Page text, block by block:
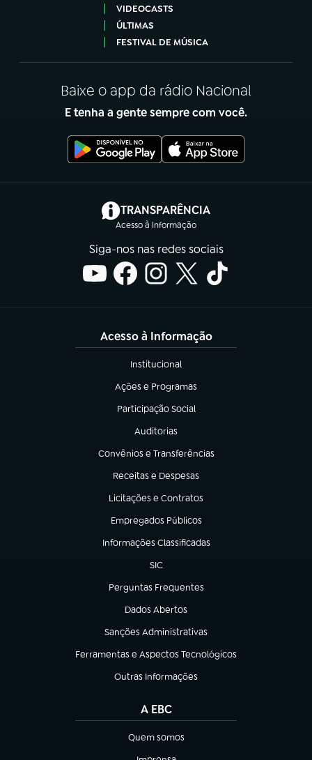
VIDEOCASTS
ÚLTIMAS
FESTIVAL DE MÚSICA
Baixe o app da rádio Nacional
E tenha a gente sempre com você.
TRANSPARÊNCIA
Acesso à Informação
(abre em nova aba)
Siga-nos nas redes sociais
Acesso à Informação
Institucional
(abre em nova aba)
Ações e Programas
(abre em nova aba)
Participação Social
(abre em nova aba)
Auditorias
(abre em nova aba)
Convênios e Transferências
(abre em nova aba)
Receitas e Despesas
(abre em nova aba)
Licitações e Contratos
(abre em nova aba)
Empregados Públicos
(abre em nova aba)
Informações Classificadas
(abre em nova aba)
SIC
(abre em nova aba)
Perguntas Frequentes
(abre em nova aba)
Dados Abertos
(abre em nova aba)
Sanções Administrativas
(abre em nova aba)
Ferramentas e Aspectos Tecnológicos
(abre em nova aba)
Outras Informações
(abre em nova aba)
A EBC
Quem somos
(abre em nova aba)